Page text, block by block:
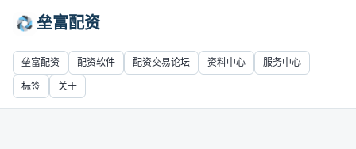
垒富配资
垒富配资 配资软件 配资交易论坛 资料中心 服务中心
标签 关于